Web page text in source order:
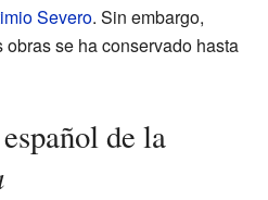
Severo. Sin embargo,
se ha conservado hasta
de la